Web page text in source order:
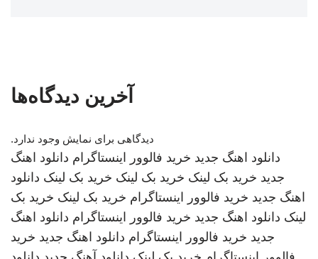
آخرین دیدگاه‌ها
دیدگاهی برای نمایش وجود ندارد.
دانلود اهنگ جدید خرید فالوور اینستاگرام دانلود اهنگ
جدید خرید بک لینک خرید بک لینک خرید بک لینک دانلود
اهنگ جدید خرید فالوور اینستاگرام خرید بک لینک خرید بک
لینک دانلود اهنگ جدید خرید فالوور اینستاگرام دانلود اهنگ
جدید خرید فالوور اینستاگرام دانلود اهنگ جدید خرید